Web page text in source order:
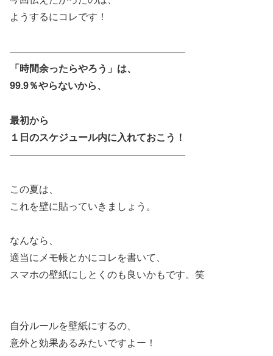
ようするにコレです！
――――――――――――――――――
「時間余ったらやろう」は、
99.9％やらないから、
最初から
１日のスケジュール内に入れておこう！
――――――――――――――――――
この夏は、
これを壁に貼っていきましょう。
なんなら、
適当にメモ帳とかにコレを書いて、
スマホの壁紙にしとくのも良いかもです。笑
自分ルールを壁紙にするの、
意外と効果あるみたいですよー！